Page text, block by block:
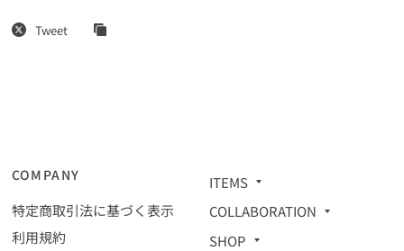
Tweet
COMPANY
特定商取引法に基づく表示
利用規約
ITEMS
COLLABORATION
SHOP